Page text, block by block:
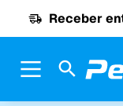
Receber